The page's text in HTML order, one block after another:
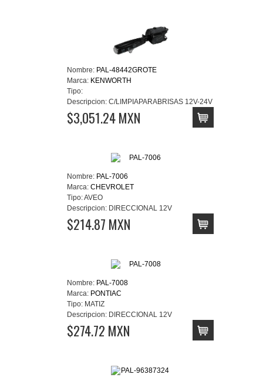
Nombre: PAL-48442GROTE
Marca: KENWORTH
Tipo:
Descripcion: C/LIMPIAPARABRISAS 12V-24V
$3,051.24 MXN
Nombre: PAL-7006
Marca: CHEVROLET
Tipo:AVEO
Descripcion: DIRECCIONAL 12V
$214.87 MXN
Nombre: PAL-7008
Marca: PONTIAC
Tipo: MATIZ
Descripcion: DIRECCIONAL 12V
$274.72 MXN